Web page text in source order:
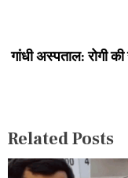
g
i
o
गांधी अस्पताल: रोगी
Related Posts